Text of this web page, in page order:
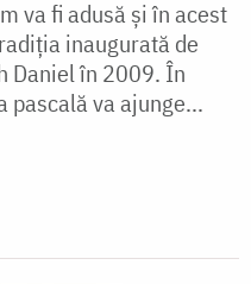
va fi adusă și în acest
inaugurată de
Daniel în 2009. În
pascală va ajunge...